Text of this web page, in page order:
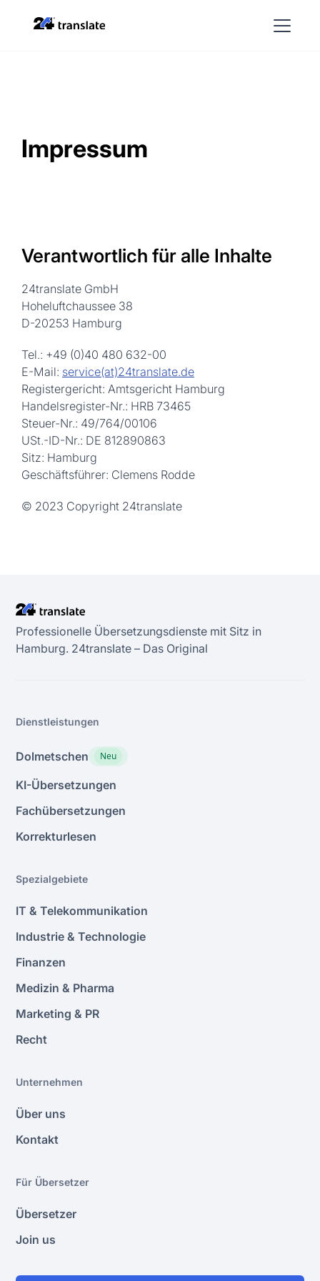
Impressum
Verantwortlich für alle Inhalte
24translate GmbH
Hoheluftchaussee 38
D-20253 Hamburg
Tel.: +49 (0)40 480 632-00
E-Mail: service(at)24translate.de
Registergericht: Amtsgericht Hamburg
Handelsregister-Nr.: HRB 73465
Steuer-Nr.: 49/764/00106
USt.-ID-Nr.: DE 812890863
Sitz: Hamburg
Geschäftsführer: Clemens Rodde
© 2023 Copyright 24translate
Professionelle Übersetzungsdienste mit Sitz in
Hamburg. 24transIate – Das Original
Dienstleistungen
Dolmetschen Neu
KI-Übersetzungen
Fachübersetzungen
Korrekturlesen
Spezialgebiete
IT & Telekommunikation
Industrie & Technologie
Finanzen
Medizin & Pharma
Marketing & PR
Recht
Unternehmen
Über uns
Kontakt
Für Übersetzer
Übersetzer
Join us